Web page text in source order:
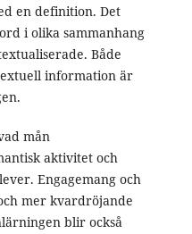
en definition. Det
i olika sammanhang
Både
information är
mån
aktivitet och
Engagemang och
mer kvardröjande
blir också